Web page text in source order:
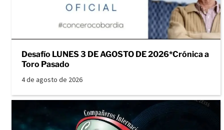
Desafío LUNES 3 DE AGOSTO DE 2026*Crónica a
Toro Pasado
4 de agosto de 2026